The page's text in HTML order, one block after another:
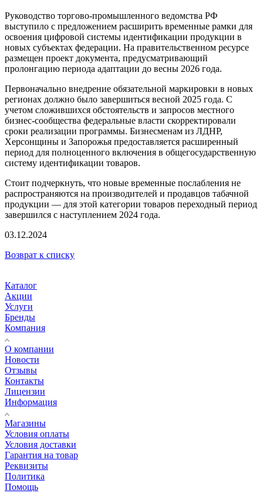
Руководство торгово-промышленного ведомства РФ
выступило с предложением расширить временные рамки для
освоения цифровой системы идентификации продукции в
новых субъектах федерации. На правительственном ресурсе
размещен проект документа, предусматривающий
пролонгацию периода адаптации до весны 2026 года.
Первоначально внедрение обязательной маркировки в новых
регионах должно было завершиться весной 2025 года. С
учетом сложившихся обстоятельств и запросов местного
бизнес-сообщества федеральные власти скорректировали
сроки реализации программы. Бизнесменам из ЛДНР,
Херсонщины и Запорожья предоставляется расширенный
период для полноценного включения в общегосударственную
систему идентификации товаров.
Стоит подчеркнуть, что новые временные послабления не
распространяются на производителей и продавцов табачной
продукции — для этой категории товаров переходный период
завершился с наступлением 2024 года.
03.12.2024
Возврат к списку
Каталог
Акции
Услуги
Бренды
Компания
О компании
Новости
Отзывы
Контакты
Лицензии
Информация
Магазины
Условия оплаты
Условия доставки
Гарантия на товар
Реквизиты
Политика
Помощь